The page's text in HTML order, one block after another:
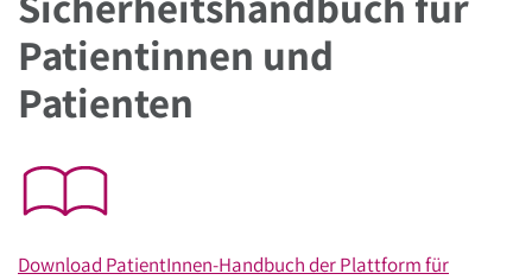
Patientinnen und
Patienten
Download PatientInnen-Handbuch der Plattform für